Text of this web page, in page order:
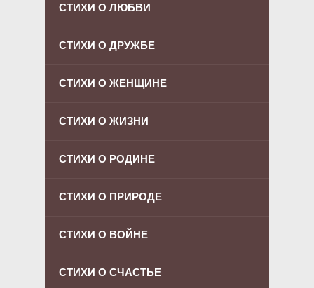
СТИХИ О ЛЮБВИ
СТИХИ О ДРУЖБЕ
СТИХИ О ЖЕНЩИНЕ
СТИХИ О ЖИЗНИ
СТИХИ О РОДИНЕ
СТИХИ О ПРИРОДЕ
СТИХИ О ВОЙНЕ
СТИХИ О СЧАСТЬЕ